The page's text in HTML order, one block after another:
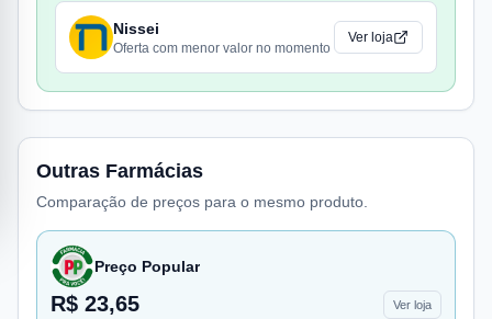
Nissei
Oferta com menor valor no momento
Ver loja
Outras Farmácias
Comparação de preços para o mesmo produto.
Preço Popular
R$ 23,65 Ver loja